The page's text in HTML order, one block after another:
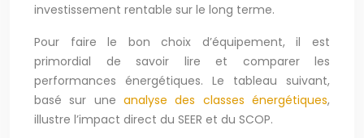
investissement rentable sur le long terme.
Pour faire le bon choix d’équipement, il est
primordial de savoir lire et comparer les
performances énergétiques. Le tableau suivant,
basé sur une analyse des classes énergétiques,
illustre l’impact direct du SEER et du SCOP.